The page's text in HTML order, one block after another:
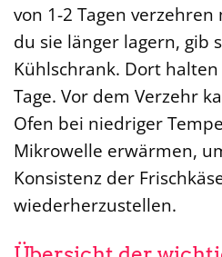
von 1-2 Tagen
du sie länger lagern, gib
Kühlschrank. Dort halten
Tage. Vor dem Verzehr
Ofen bei niedriger
Mikrowelle erwärmen,
Konsistenz der
wiederherzustellen.